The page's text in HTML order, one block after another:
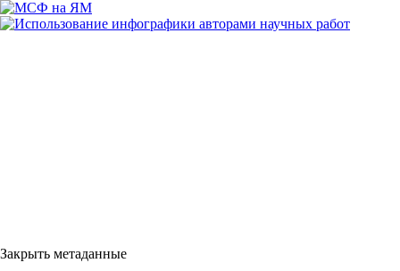
Закрыть метаданные